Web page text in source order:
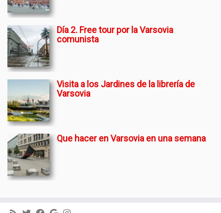
Día 2. Free tour por la Varsovia
comunista
Visita a los Jardines de la librería de
Varsovia
Que hacer en Varsovia en una semana